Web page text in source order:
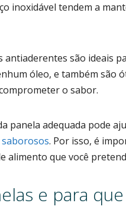
inoxidável tendem a
antiaderentes são ideais
óleo, e também são
o sabor.
panela adequada pode
. Por isso, é
alimento que você
e para